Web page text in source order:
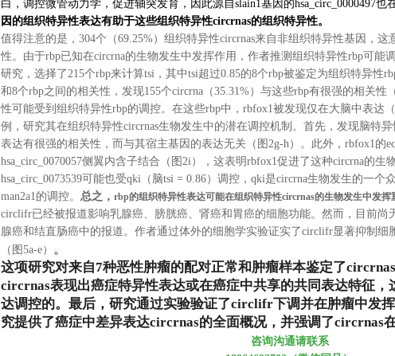
白，调控微管动力学，促进轴突发育，因此源自slain1基因的hsa_circ_0000497也
因的组织特异性表达有助于这些组织特异性circrnas的组织特异性。
值得注意的是， 304个（69.25%）组织特异性circrnas来自非组织特异性基因，这
性。由于rbp已知在circrna的生物发生中发挥作用，作者推测组织特异性rbp可能
研究，选择了215个rbp来计算tsi ，其中tsi超过0.85的8个rbp被鉴定为组织特异性
和8个rbp之间的相关性，发现155个circrna （35.31%）与这些rbp有很强的相关性
性可能受到组织特异性rbp的调控。在这些rbp中， rbfox1被发现仅在大脑中表达（
例，研究其在组织特异性circrnas生物发生中的潜在调控机制。首先，发现脑特异
表达有很强的相关性，而与其宿主基因的表达无关（图 2g-h）。此外， rbfox1的
hsa_circ_0070057侧翼内含子结合（图 2i），这表明rbfox1促进了这种circrna的生
hsa_circ_0073539可能也受qki （脑tsi = 0.86）调控， qki是circrna生物发生的一个
man2a1的调控。 总之， rbp的组织特异性表达可能在组织特异性circrnas的生物发生中发挥
circlifr已经被报道影响乳腺癌、膀胱癌、肾癌和胃癌的细胞功能。然而，目前尚
腺癌和结直肠癌中的报道。作者通过体外的细胞学实验证实了circlifr显著抑制细
（图 5a-e） 。
这项研究对来自7种恶性肿瘤的配对正常和肿瘤样本鉴定了circrnas
circrnas表现出癌症特异性表达或在癌症中共享的共同表达特征，
达调控的。最后，研究通过实验验证了circlifr下调并在肿瘤中发
究提供了癌症中差异表达circrnas的全面概况，并强调了circrnas
咨询沟通请联系